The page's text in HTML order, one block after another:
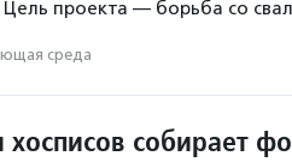
Цель проекта — борьба со
среда
собирает